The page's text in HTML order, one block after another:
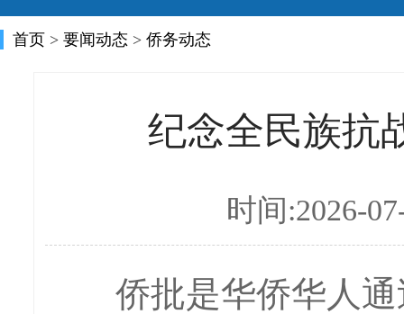
首页 > 要闻动态 > 侨务动态
纪念全民族抗
时间:2026-
侨批是华侨华人通